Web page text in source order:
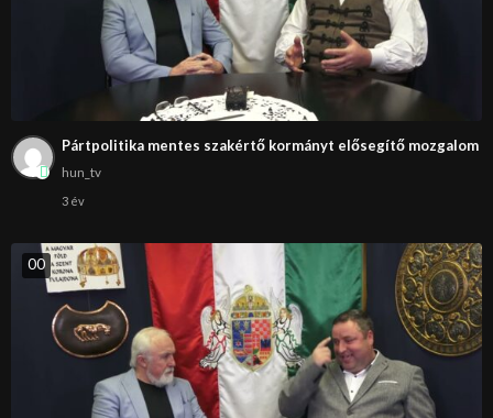
Pártpolitika mentes szakértő kormányt elősegítő mozgalom
hun_tv
3 év
00